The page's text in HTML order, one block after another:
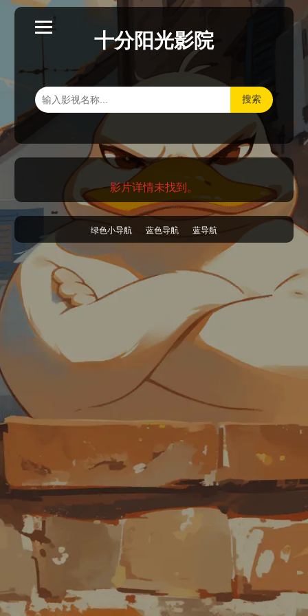
十分阳光影院
搜索
影片详情未找到。
绿色小导航 蓝色导航 蓝导航